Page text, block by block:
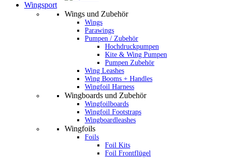
Wingsport
Wings und Zubehör
Wings
Parawings
Pumpen / Zubehör
Hochdruckpumpen
Kite & Wing Pumpen
Pumpen Zubehör
Wing Leashes
Wing Booms + Handles
Wingfoil Harness
Wingboards und Zubehör
Wingfoilboards
Wingfoil Footstraps
Wingboardleashes
Wingfoils
Foils
Foil Kits
Foil Frontflügel